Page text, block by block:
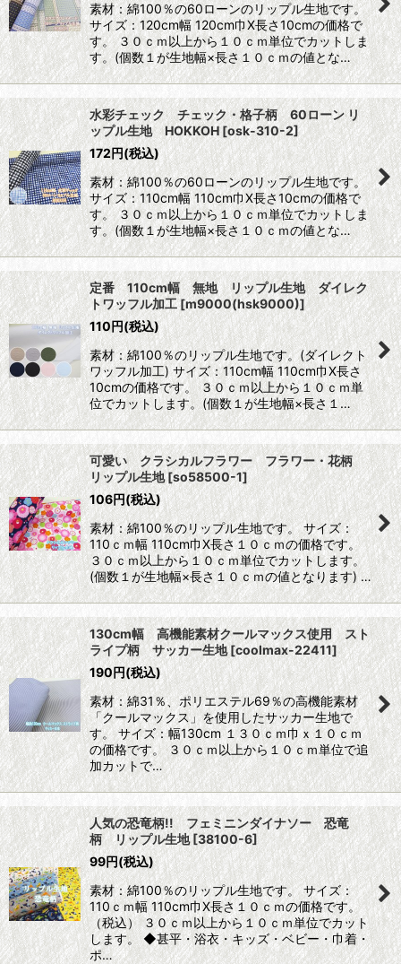
素材：綿100％の60ローンのリップル生地です。
サイズ：120cm幅 120cm巾X長さ10cmの価格で
す。 ３０ｃｍ以上から１０ｃｍ単位でカットしま
す。(個数１が生地幅×長さ１０ｃｍの値とな…
水彩チェック チェック・格子柄 60ローン リ
ップル生地 HOKKOH [osk-310-2]
172円(税込)
素材：綿100％の60ローンのリップル生地です。
サイズ：110cm幅 110cm巾X長さ10cmの価格で
す。 ３０ｃｍ以上から１０ｃｍ単位でカットしま
す。(個数１が生地幅×長さ１０ｃｍの値とな…
定番 110cm幅 無地 リップル生地 ダイレク
トワッフル加工[m9000(hsk9000)]
110円(税込)
素材：綿100％のリップル生地です。(ダイレクト
ワッフル加工) サイズ：110cm幅 110cm巾X長さ
10cmの価格です。 ３０ｃｍ以上から１０ｃｍ単
位でカットします。(個数１が生地幅×長さ１…
可愛い クラシカルフラワー フラワー・花柄
リップル生地[so58500-1]
106円(税込)
素材：綿100％のリップル生地です。 サイズ：
110ｃｍ幅 110cm巾X長さ１０ｃｍの価格です。
３０ｃｍ以上から１０ｃｍ単位でカットします。
(個数１が生地幅×長さ１０ｃｍの値となります) …
130cm幅 高機能素材クールマックス使用 スト
ライプ柄 サッカー生地[coolmax-22411]
190円(税込)
素材：綿31％、ポリエステル69％の高機能素材
「クールマックス」を使用したサッカー生地で
す。 サイズ：幅130cm １３０ｃｍ巾ｘ１０ｃｍ
の価格です。 ３０ｃｍ以上から１０ｃｍ単位で追
加カットで…
人気の恐竜柄!! フェミニンダイナソー 恐竜
柄 リップル生地 [38100-6]
99円(税込)
素材：綿100％のリップル生地です。 サイズ：
110ｃｍ幅 110cm巾X長さ１０ｃｍの価格です。
（税込） ３０ｃｍ以上から１０ｃｍ単位でカット
します。 ◆甚平・浴衣・キッズ・ベビー・巾着・
ポ…